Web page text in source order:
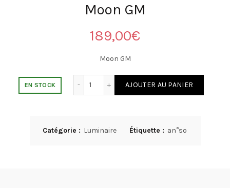
Moon GM
189,00€
Moon GM
EN STOCK AJOUTER AU PANIER
Catégorie : Luminaire Étiquette : an°so